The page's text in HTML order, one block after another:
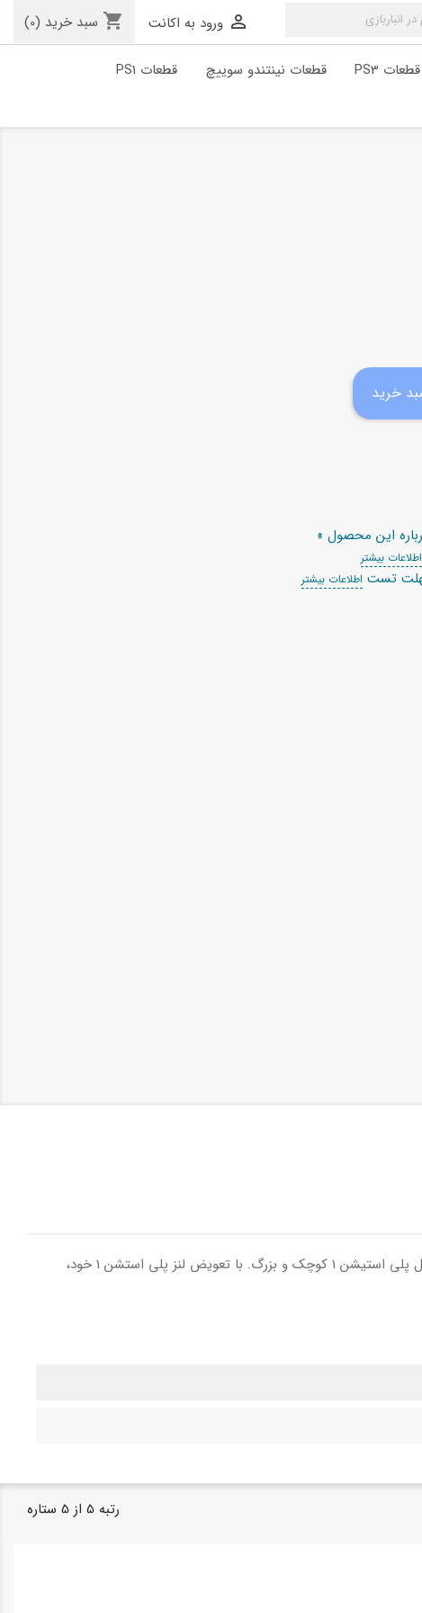
 ورود به اکانت shopping_cart سبد خرید (0)
قطعات PS3 قطعات نینتندو سوییچ
قطعات PS1
این محصول »
اطلاعات بیشتر
تست اطلاعات بیشتر
، کند بودن در بازی ها، هنگ کردن، و این قبیل مشکلات، تنها با تعوض لنز برطرف میشود. سازگار با هردو مدل پلی استیشن 1 کوچک و بزرگ. با تعویض لنز پلی استشن 1 خود،
رتبه 5 از 5 ستاره